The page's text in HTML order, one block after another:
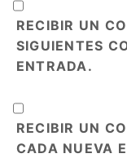
RECIBIR UN
SIGUIENTES
ENTRADA.
RECIBIR UN
CADA NUEVA